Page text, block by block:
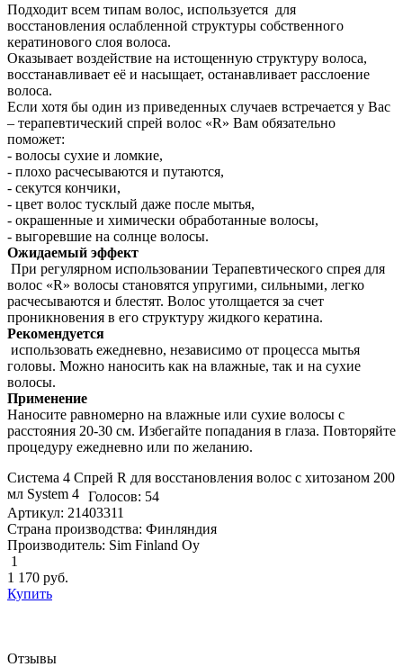
Подходит всем типам волос, используется для
восстановления ослабленной структуры собственного
кератинового слоя волоса.
Оказывает воздействие на истощенную структуру волоса,
восстанавливает её и насыщает, останавливает расслоение
волоса.
Если хотя бы один из приведенных случаев встречается у Вас
– терапевтический спрей волос «R» Вам обязательно
поможет:
- волосы сухие и ломкие,
- плохо расчесываются и путаются,
- секутся кончики,
- цвет волос тусклый даже после мытья,
- окрашенные и химически обработанные волосы,
- выгоревшие на солнце волосы.
Ожидаемый эффект
При регулярном использовании Терапевтического спрея для
волос «R» волосы становятся упругими, сильными, легко
расчесываются и блестят. Волос утолщается за счет
проникновения в его структуру жидкого кератина.
Рекомендуется
использовать ежедневно, независимо от процесса мытья
головы. Можно наносить как на влажные, так и на сухие
волосы.
Применение
Наносите равномерно на влажные или сухие волосы с
расстояния 20-30 см. Избегайте попадания в глаза. Повторяйте
процедуру ежедневно или по желанию.
Система 4 Спрей R для восстановления волос с хитозаном 200
мл System 4 Голосов: 54
Артикул: 21403311
Страна производства: Финляндия
Производитель: Sim Finland Oy
1
1 170 руб.
Купить
Отзывы